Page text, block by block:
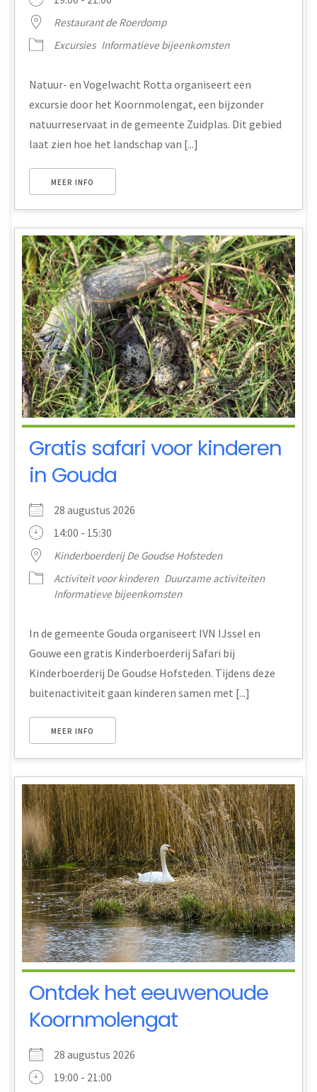
Restaurant de Roerdomp
Excursies Informatieve bijeenkomsten
Natuur- en Vogelwacht Rotta organiseert een
excursie door het Koornmolengat, een bijzonder
natuurreservaat in de gemeente Zuidplas. Dit gebied
laat zien hoe het landschap van [...]
MEER INFO
Gratis safari voor kinderen
in Gouda
28 augustus 2026
14:00 - 15:30
Kinderboerderij De Goudse Hofsteden
Activiteit voor kinderen Duurzame activiteiten
Informatieve bijeenkomsten
In de gemeente Gouda organiseert IVN IJssel en
Gouwe een gratis Kinderboerderij Safari bij
Kinderboerderij De Goudse Hofsteden. Tijdens deze
buitenactiviteit gaan kinderen samen met [...]
MEER INFO
Ontdek het eeuwenoude
Koornmolengat
28 augustus 2026
19:00 - 21:00